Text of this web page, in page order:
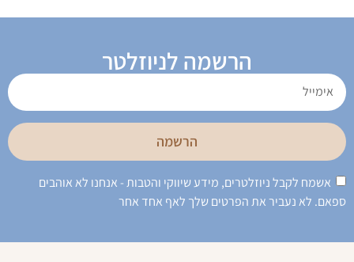
הרשמה לניוזלטר
אשמח לקבל ניוזלטרים, מידע שיווקי והטבות - אנחנו לא אוהבים
ספאם. לא נעביר את הפרטים שלך לאף אחד אחר
הרשמה